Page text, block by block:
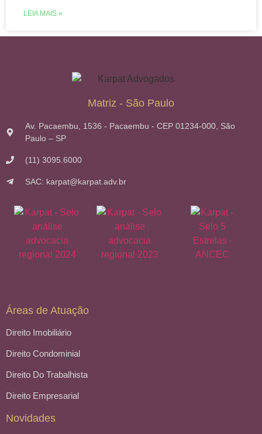
LEIA MAIS »
Matriz - São Paulo
Av. Pacaembu, 1536 - Pacaembu - CEP 01234-000, São
Paulo – SP
(11) 3095.6000
SAC: karpat@karpat.adv.br
Áreas de Atuação
Direito Imobiliário
Direito Condominial
Direito Do Trabalhista
Direito Empresarial
Novidades